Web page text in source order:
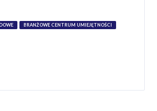
BRANŻOWE CENTRUM UMIEJĘTNOŚCI